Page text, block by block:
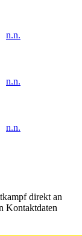
n.n.
n.n.
n.n.
direkt an
Kontaktdaten